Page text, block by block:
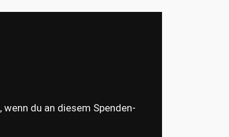
, wenn du an diesem Spenden-